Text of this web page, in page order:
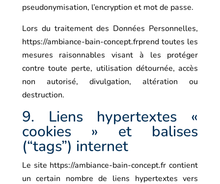
pseudonymisation, l’encryption et mot de passe.
Lors du traitement des Données Personnelles,
https://ambiance-bain-concept.frprend toutes les
mesures raisonnables visant à les protéger
contre toute perte, utilisation détournée, accès
non autorisé, divulgation, altération ou
destruction.
9. Liens hypertextes «
cookies » et balises
(“tags”) internet
Le site https://ambiance-bain-concept.fr contient
un certain nombre de liens hypertextes vers